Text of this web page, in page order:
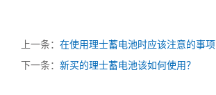
上一条： 在使用理士蓄电池时应该注意的事项
下一条： 新买的理士蓄电池该如何使用？